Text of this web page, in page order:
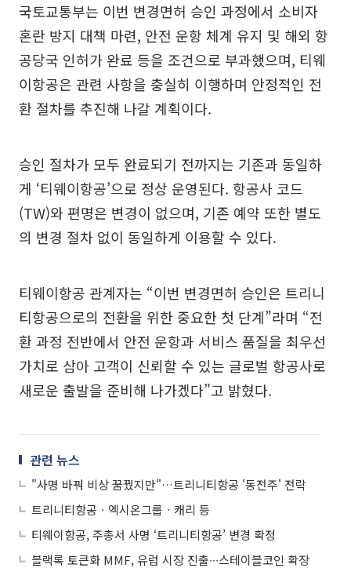
국토교통부는 이번 변경면허 승인 과정에서 소비자
혼란 방지 대책 마련, 안전 운항 체계 유지 및 해외 항
공당국 인허가 완료 등을 조건으로 부과했으며, 티웨
이항공은 관련 사항을 충실히 이행하며 안정적인 전
환 절차를 추진해 나갈 계획이다.
승인 절차가 모두 완료되기 전까지는 기존과 동일하
게 ‘티웨이항공’으로 정상 운영된다. 항공사 코드
(TW)와 편명은 변경이 없으며, 기존 예약 또한 별도
의 변경 절차 없이 동일하게 이용할 수 있다.
티웨이항공 관계자는 “이번 변경면허 승인은 트리니
티항공으로의 전환을 위한 중요한 첫 단계”라며 “전
환 과정 전반에서 안전 운항과 서비스 품질을 최우선
가치로 삼아 고객이 신뢰할 수 있는 글로벌 항공사로
새로운 출발을 준비해 나가겠다”고 밝혔다.
관련 뉴스
"사명 바꿔 비상 꿈꿨지만"…트리니티항공 '동전주' 전락
트리니티항공ㆍ엑시온그룹ㆍ캐리 등
티웨이항공, 주총서 사명 ‘트리니티항공’ 변경 확정
블랙록 토큰화 MMF, 유럽 시장 진출∙∙∙스테이블코인 확장